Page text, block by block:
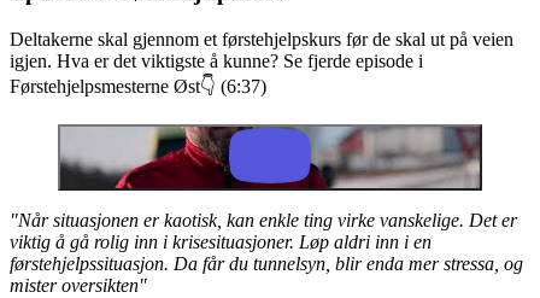
Deltakerne skal gjennom et førstehjelpskurs før de skal ut på veien
igjen. Hva er det viktigste å kunne? Se fjerde episode i
Førstehjelpsmesterne Øst👇 (6:37)
"Når situasjonen er kaotisk, kan enkle ting virke vanskelige. Det er
viktig å gå rolig inn i krisesituasjoner. Løp aldri inn i en
førstehjelpssituasjon. Da får du tunnelsyn, blir enda mer stressa, og
mister oversikten"